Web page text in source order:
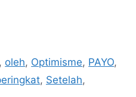
, oleh, Optimisme, PAYO,
, Setelah,